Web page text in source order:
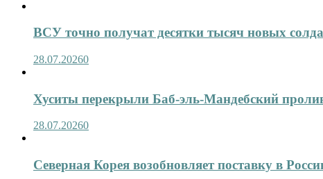
ВСУ точно получат десятки тысяч новых
28.07.20260
Хуситы перекрыли Баб-эль-Мандебский
28.07.20260
Северная Корея возобновляет поставку в